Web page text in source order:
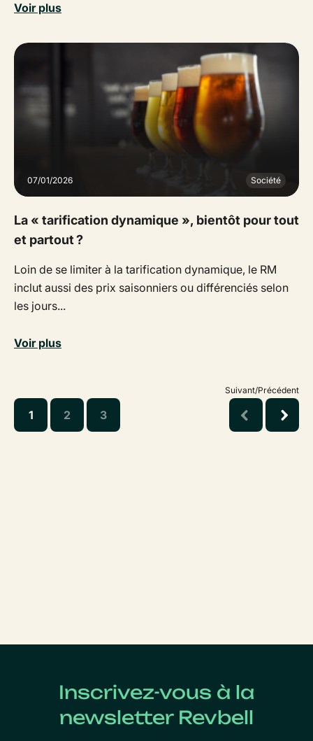
Voir plus
07/01/2026 Société
La « tarification dynamique », bientôt pour tout
et partout ?
Loin de se limiter à la tarification dynamique, le RM
inclut aussi des prix saisonniers ou différenciés selon
les jours...
Voir plus
Suivant/Précédent
1 2 3
Inscrivez-vous à la
newsletter Revbell